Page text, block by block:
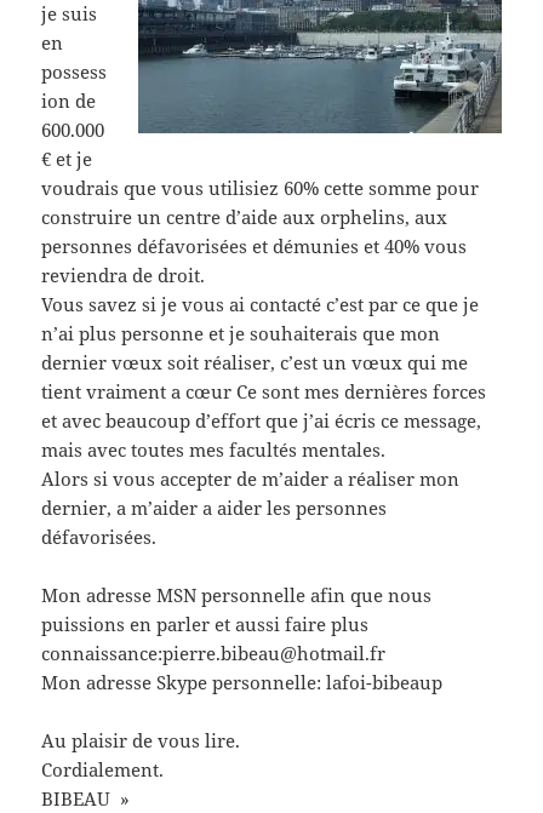
je suis
en
possess
ion de
600.000
€ et je
voudrais que vous utilisiez 60% cette somme pour
construire un centre d’aide aux orphelins, aux
personnes défavorisées et démunies et 40% vous
reviendra de droit.
Vous savez si je vous ai contacté c’est par ce que je
n’ai plus personne et je souhaiterais que mon
dernier vœux soit réaliser, c’est un vœux qui me
tient vraiment a cœur Ce sont mes dernières forces
et avec beaucoup d’effort que j’ai écris ce message,
mais avec toutes mes facultés mentales.
Alors si vous accepter de m’aider a réaliser mon
dernier, a m’aider a aider les personnes
défavorisées.
Mon adresse MSN personnelle afin que nous
puissions en parler et aussi faire plus
connaissance:pierre.bibeau@hotmail.fr
Mon adresse Skype personnelle: lafoi-bibeaup
Au plaisir de vous lire.
Cordialement.
BIBEAU »